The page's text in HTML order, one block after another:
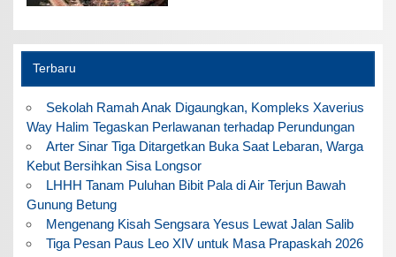
Terbaru
Sekolah Ramah Anak Digaungkan, Kompleks Xaverius
Way Halim Tegaskan Perlawanan terhadap Perundungan
Arter Sinar Tiga Ditargetkan Buka Saat Lebaran, Warga
Kebut Bersihkan Sisa Longsor
LHHH Tanam Puluhan Bibit Pala di Air Terjun Bawah
Gunung Betung
Mengenang Kisah Sengsara Yesus Lewat Jalan Salib
Tiga Pesan Paus Leo XIV untuk Masa Prapaskah 2026